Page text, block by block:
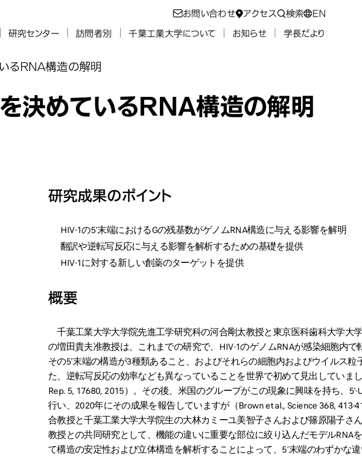
お問い合わせ アクセス 検索 EN
研究センター 訪問者別 千葉工業大学について お知らせ 学長だより
るRNA構造の解明
決めているRNA構造の解明
研究成果のポイント
HIV-1の5ʼ末端におけるGの残基数がゲノムRNA構造に与える影響を解明
翻訳や逆転写反応に与える影響を解析するための基礎を提供
HIV-1に対する新しい創薬のターゲットを提供
概要
千葉工業大学大学院先進工学研究科の河合剛太教授と東京医科歯科大学大
の増田貴夫准教授は、これまでの研究で、HIV-1のゲノムRNAが感染細胞内で
その5ʹ末端の構造が3種類あること、およびそれらの細胞内およびウイルス粒
た、逆転写反応の効率なども異なっていることを世界で初めて見出していま
Rep. 5, 17680, 2015）。その後、米国のグループがこの現象に興味を持ち、5ʹ-
行い、2020年にその成果を報告していますが（Brown et al., Science 368, 413-
合教授と千葉工業大学大学院生の大林カミーユ美智子さんおよび篠原陽子さ
教授との共同研究として、機能の違いに重要な部位に絞り込んだモデルRNA
て構造の安定性および立体構造を解析することによって、5ʹ末端のわずかな